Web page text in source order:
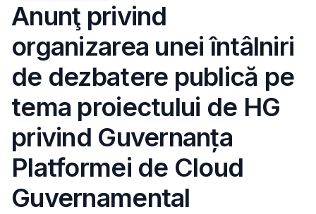
Anunţ privind
organizarea unei întâlniri
de dezbatere publică pe
tema proiectului de HG
privind Guvernanța
Platformei de Cloud
Guvernamental